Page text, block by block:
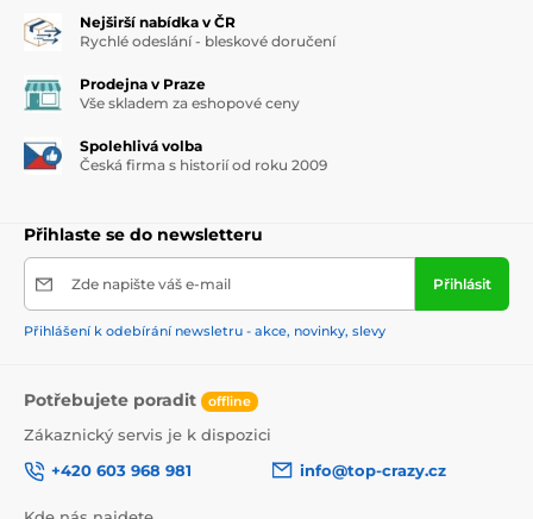
Nejširší nabídka v ČR
Rychlé odeslání - bleskové doručení
Prodejna v Praze
Vše skladem za eshopové ceny
Spolehlivá volba
Česká firma s historií od roku 2009
Přihlaste se do newsletteru
Zde napište váš e-mail Přihlásit
Přihlášení k odebírání newsletru - akce, novinky, slevy
Potřebujete poradit offline
Zákaznický servis je k dispozici
+420 603 968 981
info@top-crazy.cz